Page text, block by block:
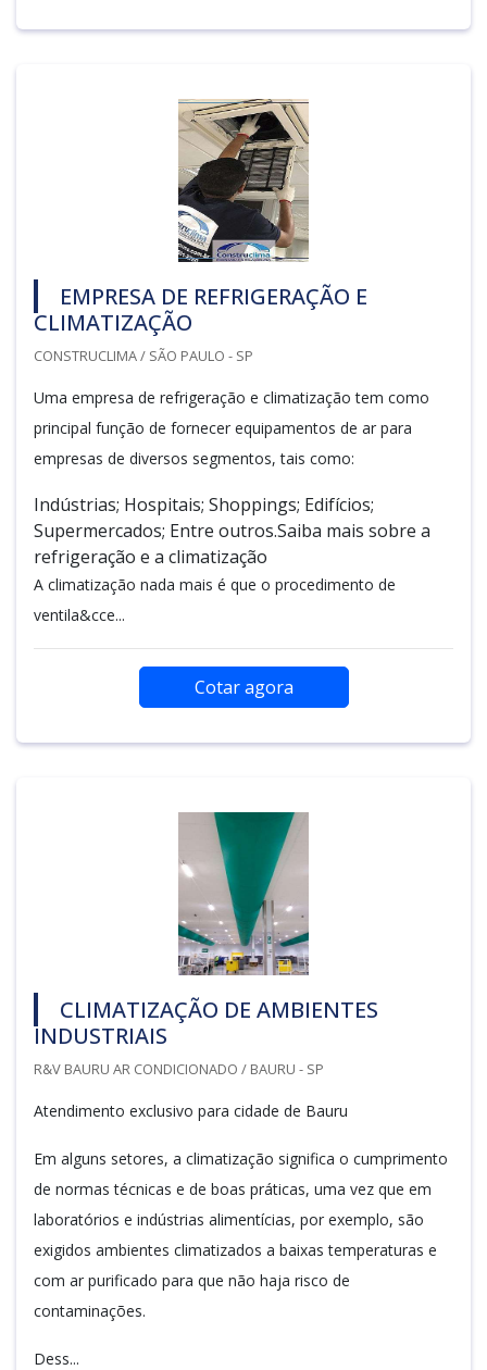
EMPRESA DE REFRIGERAÇÃO E
CLIMATIZAÇÃO
CONSTRUCLIMA / SÃO PAULO - SP
Uma empresa de refrigeração e climatização tem como
principal função de fornecer equipamentos de ar para
empresas de diversos segmentos, tais como:
Indústrias; Hospitais; Shoppings; Edifícios;
Supermercados; Entre outros.Saiba mais sobre a
refrigeração e a climatização
A climatização nada mais é que o procedimento de
ventila&cce...
Cotar agora
CLIMATIZAÇÃO DE AMBIENTES
INDUSTRIAIS
R&V BAURU AR CONDICIONADO / BAURU - SP
Atendimento exclusivo para cidade de Bauru
Em alguns setores, a climatização significa o cumprimento
de normas técnicas e de boas práticas, uma vez que em
laboratórios e indústrias alimentícias, por exemplo, são
exigidos ambientes climatizados a baixas temperaturas e
com ar purificado para que não haja risco de
contaminações.
Dess...